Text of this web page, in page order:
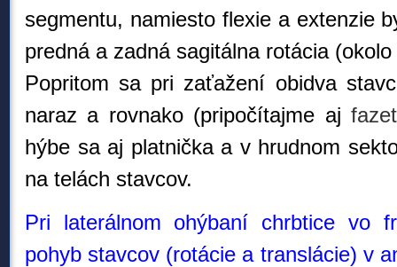
segmentu, namiesto flexie a extenzie
predná a zadná sagitálna rotácia
Popritom sa pri zaťažení obidva
naraz a rovnako (pripočítajme aj
hýbe sa aj platnička a v hrudnom
na telách stavcov.
Pri laterálnom ohýbaní chrbtice vo
pohyb stavcov (rotácie a translácie) v